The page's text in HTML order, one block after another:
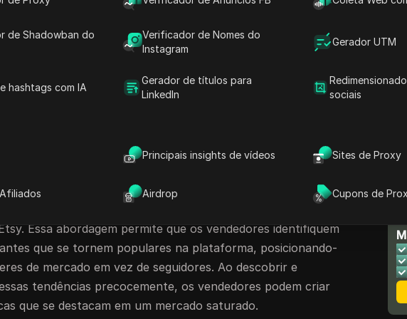
de Shadowban do
Verificador de Nomes do
Instagram
Gerador UTM
hashtags com IA
Gerador de títulos para
LinkedIn
sociais
Principais insights de vídeos Sites de Proxy
Airdrop Cupons de
Uma Abordagem Divertida
um Criador de Tendências no Etsy
Emergentes no Etsy para 2024
o mercado do Etsy. Em vez de depender de plataformas
Essa abordagem permite que os vendedores identifiquem
que se tornem populares na plataforma, posicionando-
de mercado em vez de seguidores. Ao descobrir e
tendências precocemente, os vendedores podem criar
que se destacam em um mercado saturado.